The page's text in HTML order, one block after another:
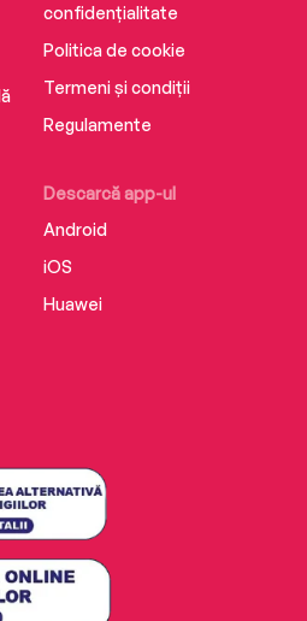
Descarcă app-ul
Android
iOS
Huawei
confidențialitate
Politica de cookie
Termeni și condiții
Regulamente